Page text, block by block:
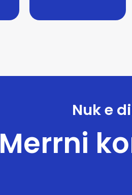
Nuk e
Merrni